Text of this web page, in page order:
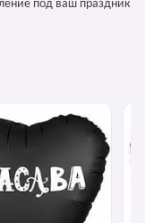
под ваш праздник